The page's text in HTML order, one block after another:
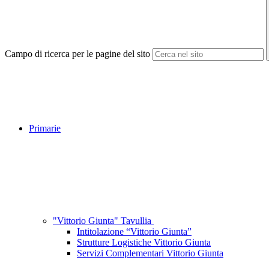
Campo di ricerca per le pagine del sito
Primarie
"Vittorio Giunta" Tavullia
Intitolazione “Vittorio Giunta”
Strutture Logistiche Vittorio Giunta
Servizi Complementari Vittorio Giunta